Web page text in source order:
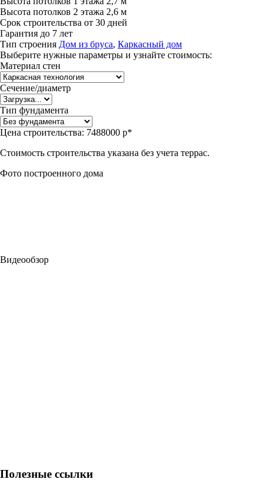
Высота потолков 2 этажа 2,6 м
Срок строительства от 30 дней
Гарантия до 7 лет
Тип строения Дом из бруса, Каркасный дом
Выберите нужные параметры и узнайте стоимость:
Материал стен
Сечение/диаметр
Тип фундамента
Цена строительства: 7488000 р*
Стоимость строительства указана без учета террас.
Фото построенного дома
Видеообзор
Полезные ссылки